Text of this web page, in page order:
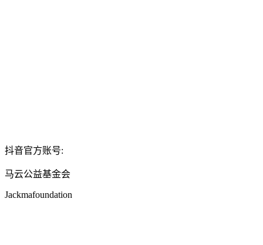
抖音官方账号:
马云公益基金会
Jackmafoundation